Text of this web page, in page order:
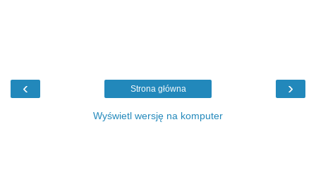
‹ ›
Strona główna
Wyświetl wersję na komputer